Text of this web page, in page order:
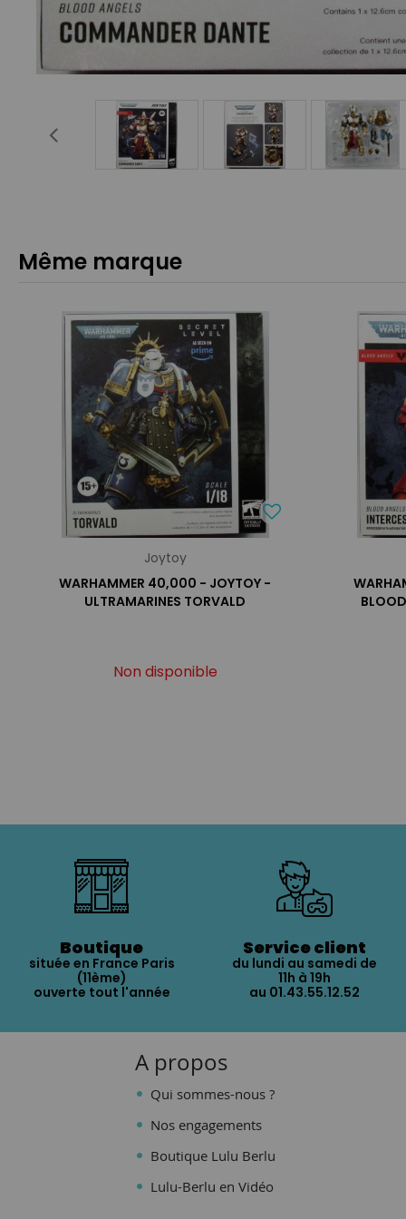
Même marque
Joytoy
WARHAMMER 40,000 - JOYTOY -
ULTRAMARINES TORVALD
Non disponible
Boutique
située en France Paris
(11ème)
ouverte tout l'année
Service client
du lundi au samedi de
11h à 19h
au 01.43.55.12.52
A propos
Qui sommes-nous ?
Nos engagements
Boutique Lulu Berlu
Lulu-Berlu en Vidéo